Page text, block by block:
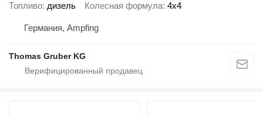
Топливо дизель Колесная формула 4x4
Германия, Ampfing
Thomas Gruber KG